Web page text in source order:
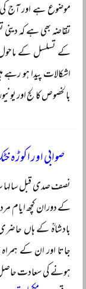
موضوع ہے اور آج
تقاضہ بھی ہے کہ
کے تسلسل کے
اشکالات پیدا ہو
بالخصوص کالج اور
صوابی اور اکوڑہ
نصف صدی قبل سالہا
کے دوران کچھ ایام
بادشاہؒ کے ہاں
جاتا اور ان کے
ہونے کی سعادت حاصل